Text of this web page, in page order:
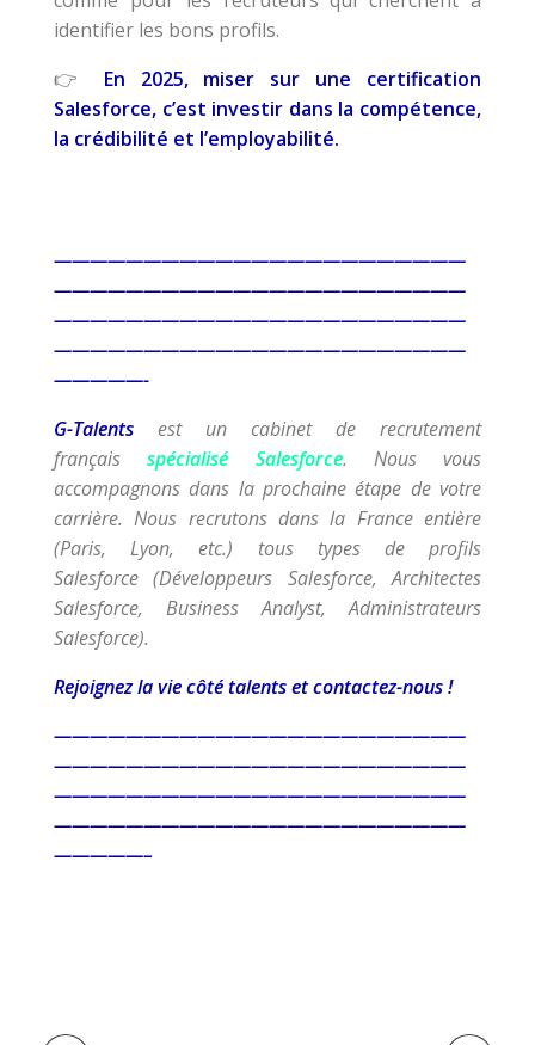
identifier les bons profils.
👉
En 2025, miser sur une certification
Salesforce, c’est investir dans la compétence,
la crédibilité et l’employabilité.
———————————————————————
———————————————————————
———————————————————————
———————————————————————
—————-
G-Talents est un cabinet de recrutement
françaisspécialisé Salesforce. Nous vous
accompagnons dans la prochaine étape de votre
carrière. Nous recrutons dans la France entière
(Paris, Lyon, etc.) tous types de profils
Salesforce (Développeurs Salesforce, Architectes
Salesforce, Business Analyst, Administrateurs
Salesforce).
Rejoignez la vie côté talents et contactez-nous !
———————————————————————
———————————————————————
———————————————————————
———————————————————————
—————–